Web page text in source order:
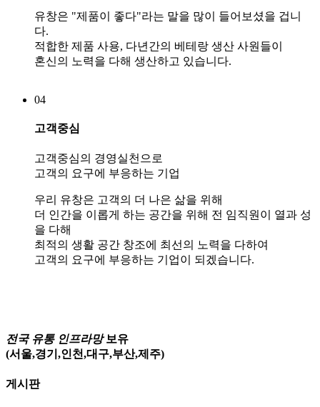
유창은 "제품이 좋다"라는 말을 많이 들어보셨을 겁니
다.
적합한 제품 사용, 다년간의 베테랑 생산 사원들이
혼신의 노력을 다해 생산하고 있습니다.
04
고객중심
고객중심의 경영실천으로
고객의 요구에 부응하는 기업
우리 유창은 고객의 더 나은 삶을 위해
더 인간을 이롭게 하는 공간을 위해 전 임직원이 열과 성
을 다해
최적의 생활 공간 창조에 최선의 노력을 다하여
고객의 요구에 부응하는 기업이 되겠습니다.
전국 유통 인프라망보유
(서울,경기,인천,대구,부산,제주)
게시판